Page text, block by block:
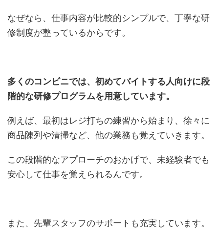
なぜなら、仕事内容が比較的シンプルで、丁寧な研
修制度が整っているからです。
多くのコンビニでは、初めてバイトする人向けに段
階的な研修プログラムを用意しています。
例えば、最初はレジ打ちの練習から始まり、徐々に
商品陳列や清掃など、他の業務も覚えていきます。
この段階的なアプローチのおかげで、未経験者でも
安心して仕事を覚えられるんです。
また、先輩スタッフのサポートも充実しています。